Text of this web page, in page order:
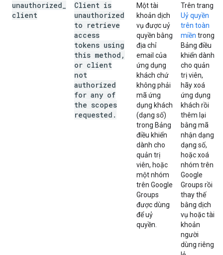
unauthorized
client
Client is
unauthorized
to retrieve
access
tokens using
this method ,
or client
not
authorized
for any of
the scopes
requested .
Một tài
khoản dịch
vụ được uỷ
quyền bằng
địa chỉ
email của
ứng dụng
khách chứ
không phải
mã ứng
dụng khách
(dạng số)
trong Bảng
điều khiển
dành cho
quản trị
viên, hoặc
một nhóm
trên Google
Groups
được dùng
để uỷ
quyền.
Trên trang
Uỷ quyền
trên toàn
miền trong
Bảng điều
khiển dành
cho quản
trị viên,
hãy xoá
ứng dụng
khách rồi
thêm lại
bằng mã
nhận dạng
dạng số,
hoặc xoá
nhóm trên
Google
Groups rồi
thay thế
bằng dịch
vụ hoặc tài
khoản
người
dùng riêng